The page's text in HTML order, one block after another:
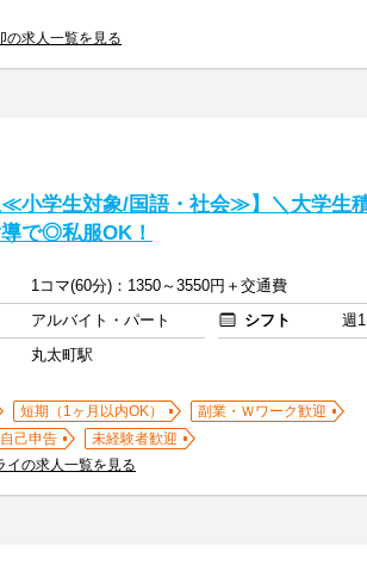
の求人一覧を見る
≪小学生対象/国語・社会≫】＼大学生
で◎私服OK！
1コマ(60分)：1350～3550円＋交通費
アルバイト・パート シフト
週
丸太町駅
短期（1ヶ月以内OK）
副業・Ｗワーク歓迎
己申告
未経験者歓迎
イの求人一覧を見る